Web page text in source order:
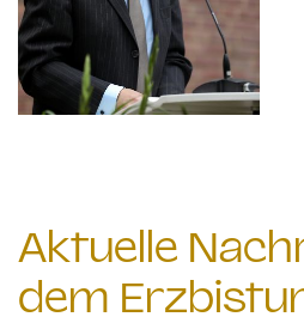
Aktuelle
dem